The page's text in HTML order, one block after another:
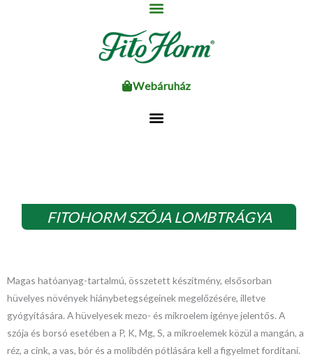
Webáruház
FITOHORM SZÓJA LOMBTRÁGYA
Magas hatóanyag-tartalmú, összetett készítmény, elsősorban
hüvelyes növények hiánybetegségeinek megelőzésére, illetve
gyógyítására. A hüvelyesek mezo- és mikroelem igénye jelentős. A
szója és borsó esetében a P, K, Mg, S, a mikroelemek közül a mangán, a
réz, a cink, a vas, bór és a molibdén pótlására kell a figyelmet fordítani.